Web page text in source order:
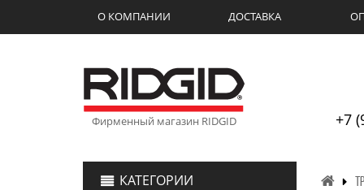
О КОМПАНИИ ДОСТАВКА
Фирменный магазин RIDGID +7
КАТЕГОРИИ